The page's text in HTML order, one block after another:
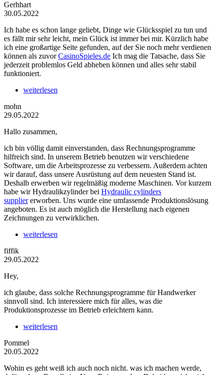
Gerhhart
30.05.2022
Ich habe es schon lange geliebt, Dinge wie Glücksspiel zu tun und
es fällt mir sehr leicht, mein Glück ist immer bei mir. Kürzlich habe
ich eine großartige Seite gefunden, auf der Sie noch mehr verdienen
können als zuvorCasinoSpieles.de Ich mag die Tatsache, dass Sie
jederzeit problemlos Geld abheben können und alles sehr stabil
funktioniert.
weiterlesen
mohn
29.05.2022
Hallo zusammen,
ich bin völlig damit einverstanden, dass Rechnungsprogramme
hilfreich sind. In unserem Betrieb benutzen wir verschiedene
Software, um die Arbeitsprozesse zu verbessern. Außerdem achten
wir darauf, dass unsere Ausrüstung auf dem neuesten Stand ist.
Deshalb erwerben wir regelmäßig moderne Maschinen. Vor kurzem
habe wir Hydraulikzylinder bei Hydraulic cylinders
suppliererworben. Uns wurde eine umfassende Produktionslösung
angeboten. Es ist auch möglich die Herstellung nach eigenen
Zeichnungen zu verwirklichen.
weiterlesen
fiffik
29.05.2022
Hey,
ich glaube, dass solche Rechnungsprogramme für Handwerker
sinnvoll sind. Ich interessiere mich für alles, was die
Produktionsprozesse im Betrieb erleichtern kann.
weiterlesen
Pommel
20.05.2022
Wohin es geht weiß ich auch noch nicht. was ich machen werde,